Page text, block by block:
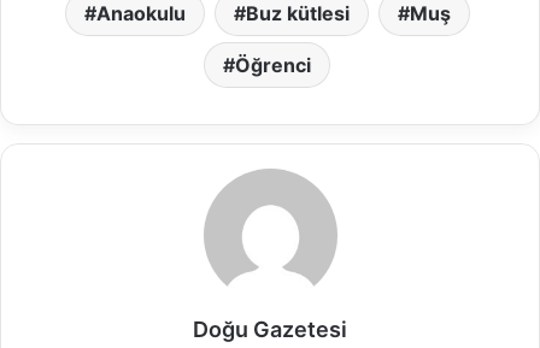
Anaokulu Buz kütlesi Muş
Öğrenci
Doğu Gazetesi